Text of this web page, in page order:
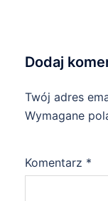
Dodaj
Twój adres
Wymagane
Komentarz *